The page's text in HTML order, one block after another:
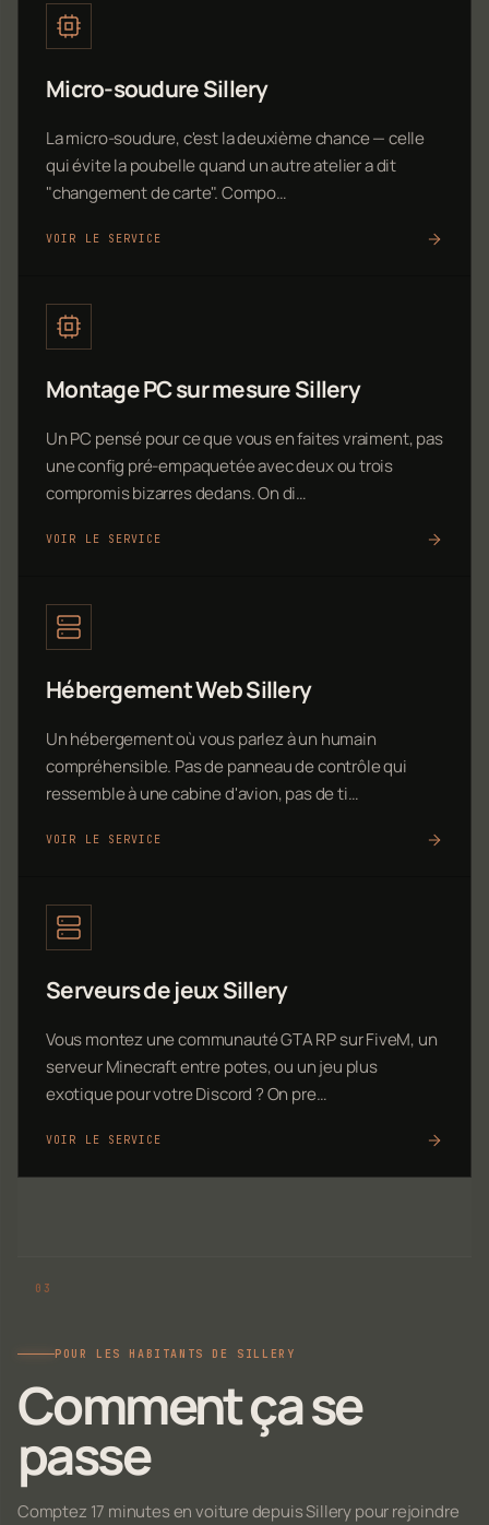
Micro-soudure Sillery
La micro-soudure, c'est la deuxième chance — celle
qui évite la poubelle quand un autre atelier a dit
"changement de carte". Compo…
VOIR LE SERVICE
Montage PC sur mesure Sillery
Un PC pensé pour ce que vous en faites vraiment, pas
une config pré-empaquetée avec deux ou trois
compromis bizarres dedans. On di…
VOIR LE SERVICE
Hébergement Web Sillery
Un hébergement où vous parlez à un humain
compréhensible. Pas de panneau de contrôle qui
ressemble à une cabine d'avion, pas de ti…
VOIR LE SERVICE
Serveurs de jeux Sillery
Vous montez une communauté GTA RP sur FiveM, un
serveur Minecraft entre potes, ou un jeu plus
exotique pour votre Discord ? On pre…
VOIR LE SERVICE
POUR LES HABITANTS DE SILLERY
Comment ça se
passe
Comptez 17 minutes en voiture depuis Sillery pour rejoindre